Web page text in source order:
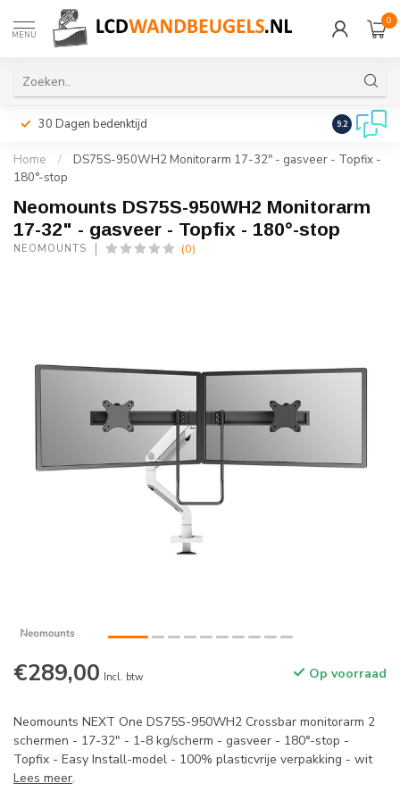
MENU
0
30 Dagen bedenktijd Snelle
9.2
Home /
DS75S-950WH2 Monitorarm 17-32" - gasveer - Topfix -
180°-stop
Neomounts DS75S-950WH2 Monitorarm
17-32" - gasveer - Topfix - 180°-stop
NEOMOUNTS (0)
€289,00 Incl. btw Op voorraad
Neomounts NEXT One DS75S-950WH2 Crossbar monitorarm 2
schermen - 17-32" - 1-8 kg/scherm - gasveer - 180°-stop -
Topfix - Easy Install-model - 100% plasticvrije verpakking - wit
Lees meer.